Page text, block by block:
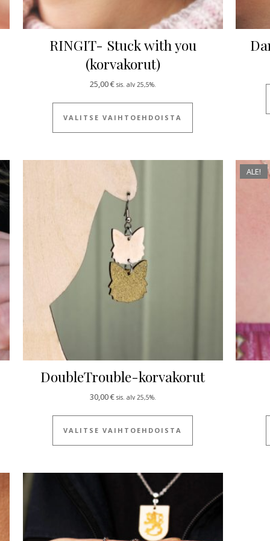
on useampi muunnelma. Voit tehdä valinnat tuotteen
RINGIT- Stuck with you
(korvakorut)
25,00€ sis. alv 25,5%.
VALITSE VAIHTOEHDOISTA
Tällä tuotteella on
on useampi muunnelma. Voit tehdä valinnat tuotteen
DoubleTrouble-korvakorut
30,00€ sis. alv 25,5%.
VALITSE VAIHTOEHDOISTA
Tällä tuotteella on
ALE!